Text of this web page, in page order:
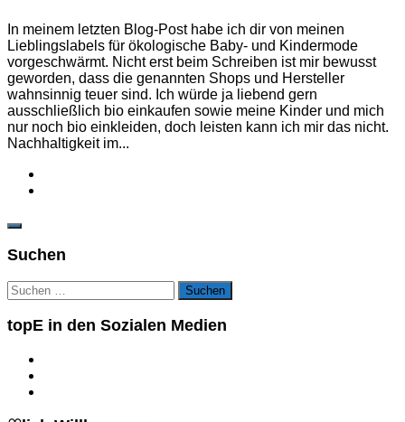
In meinem letzten Blog-Post habe ich dir von meinen
Lieblingslabels für ökologische Baby- und Kindermode
vorgeschwärmt. Nicht erst beim Schreiben ist mir bewusst
geworden, dass die genannten Shops und Hersteller
wahnsinnig teuer sind. Ich würde ja liebend gern
ausschließlich bio einkaufen sowie meine Kinder und mich
nur noch bio einkleiden, doch leisten kann ich mir das nicht.
Nachhaltigkeit im...
Suchen
Suchen
nach:
topE in den Sozialen Medien